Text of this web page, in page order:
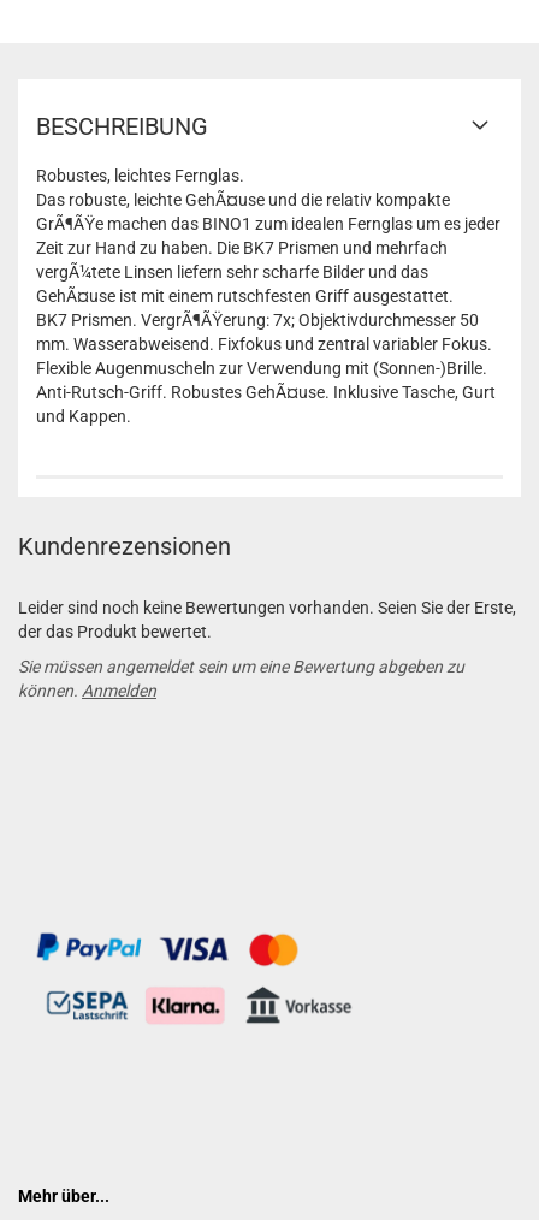
BESCHREIBUNG
Robustes, leichtes Fernglas.
Das robuste, leichte GehÃ¤use und die relativ kompakte
GrÃ¶ÃŸe machen das BINO1 zum idealen Fernglas um es jeder
Zeit zur Hand zu haben. Die BK7 Prismen und mehrfach
vergÃ¼tete Linsen liefern sehr scharfe Bilder und das
GehÃ¤use ist mit einem rutschfesten Griff ausgestattet.
BK7 Prismen. VergrÃ¶ÃŸerung: 7x; Objektivdurchmesser 50
mm. Wasserabweisend. Fixfokus und zentral variabler Fokus.
Flexible Augenmuscheln zur Verwendung mit (Sonnen-)Brille.
Anti-Rutsch-Griff. Robustes GehÃ¤use. Inklusive Tasche, Gurt
und Kappen.
Kundenrezensionen
Leider sind noch keine Bewertungen vorhanden. Seien Sie der Erste,
der das Produkt bewertet.
Sie müssen angemeldet sein um eine Bewertung abgeben zu
können. Anmelden
Mehr über...